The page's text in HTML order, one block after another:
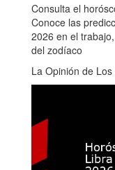
Consulta el
Conoce las
2026 en el
del zodíaco
La Opinión de